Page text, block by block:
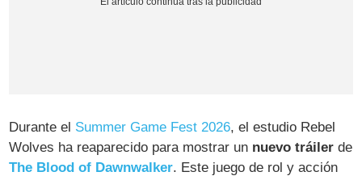
Durante el Summer Game Fest 2026, el estudio Rebel
Wolves ha reaparecido para mostrar un nuevo tráiler de
The Blood of Dawnwalker. Este juego de rol y acción